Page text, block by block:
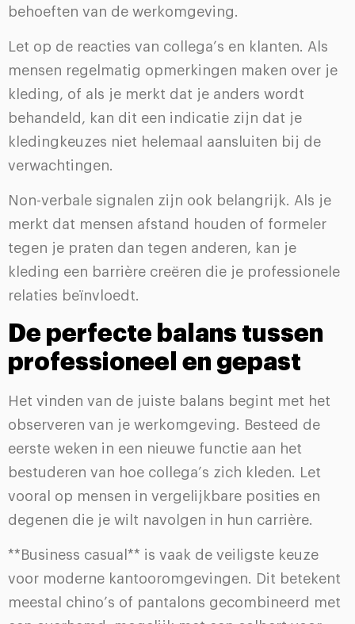
behoeften van de werkomgeving.
Let op de reacties van collega’s en klanten. Als
mensen regelmatig opmerkingen maken over je
kleding, of als je merkt dat je anders wordt
behandeld, kan dit een indicatie zijn dat je
kledingkeuzes niet helemaal aansluiten bij de
verwachtingen.
Non-verbale signalen zijn ook belangrijk. Als je
merkt dat mensen afstand houden of formeler
tegen je praten dan tegen anderen, kan je
kleding een barrière creëren die je professionele
relaties beïnvloedt.
De perfecte balans tussen
professioneel en gepast
Het vinden van de juiste balans begint met het
observeren van je werkomgeving. Besteed de
eerste weken in een nieuwe functie aan het
bestuderen van hoe collega’s zich kleden. Let
vooral op mensen in vergelijkbare posities en
degenen die je wilt navolgen in hun carrière.
**Business casual** is vaak de veiligste keuze
voor moderne kantooromgevingen. Dit betekent
meestal chino’s of pantalons gecombineerd met